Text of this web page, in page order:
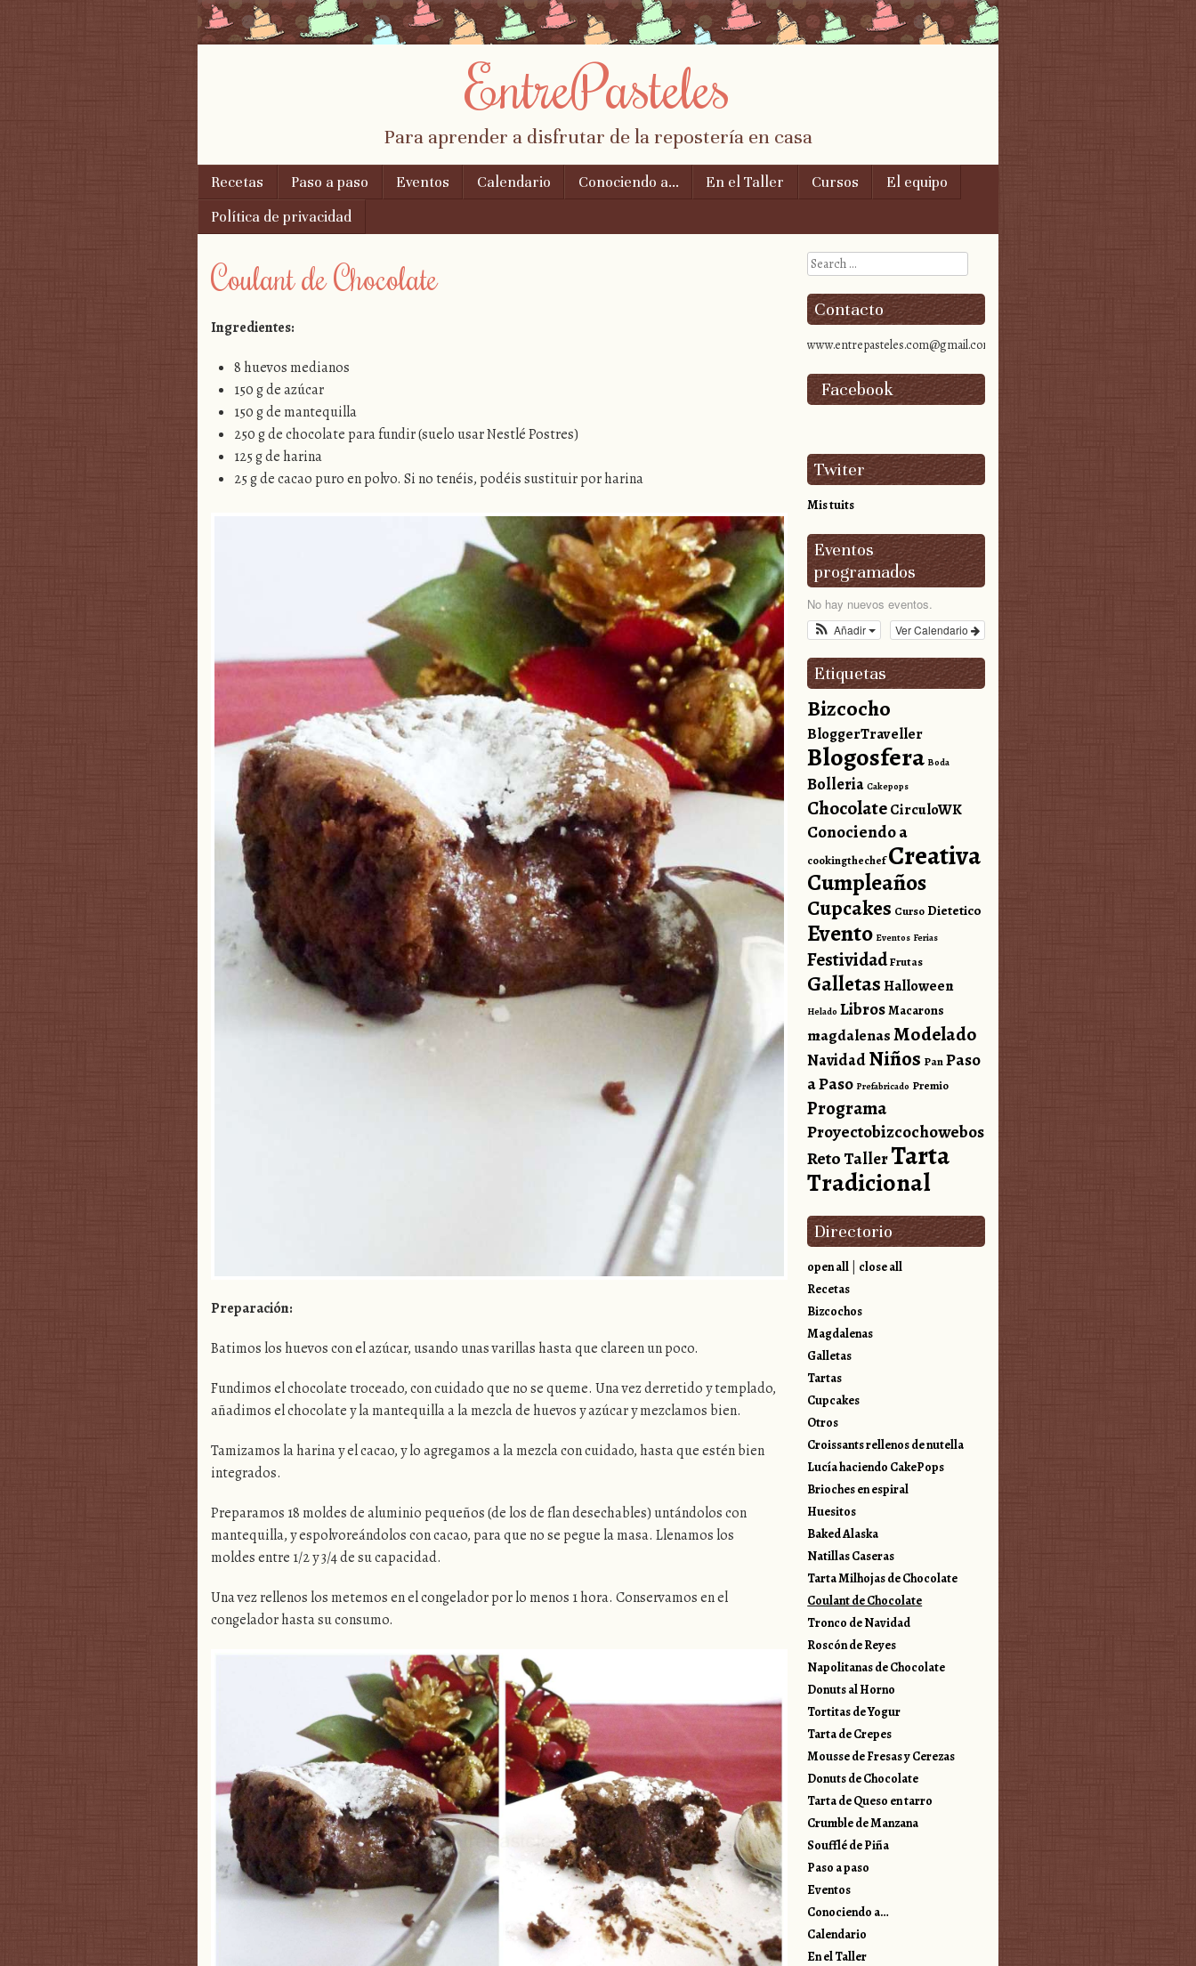
EntrePasteles
Para aprender a disfrutar de la repostería en casa
Menu
Skip to content
Recetas Paso a paso Eventos Calendario Conociendo a… En el Taller Cursos
El equipo
Política de privacidad
Coulant de Chocolate
Ingredientes:
8 huevos medianos
150 g de azúcar
150 g de mantequilla
250 g de chocolate para fundir (suelo usar Nestlé Postres)
125 g de harina
25 g de cacao puro en polvo. Si no tenéis, podéis sustituir por harina
Preparación:
Batimos los huevos con el azúcar, usando unas varillas hasta que clareen un poco.
Fundimos el chocolate troceado, con cuidado que no se queme. Una vez derretido y templado,
añadimos el chocolate y la mantequilla a la mezcla de huevos y azúcar y mezclamos bien.
Tamizamos la harina y el cacao, y lo agregamos a la mezcla con cuidado, hasta que estén bien
integrados.
Preparamos 18 moldes de aluminio pequeños (de los de flan desechables) untándolos con
mantequilla, y espolvoreándolos con cacao, para que no se pegue la masa. Llenamos los
moldes entre 1/2 y 3/4 de su capacidad.
Una vez rellenos los metemos en el congelador por lo menos 1 hora. Conservamos en el
congelador hasta su consumo.
Search
Contacto
www.entrepasteles.com@gmail.com
Facebook
Twiter
Mis tuits
Eventos
programados
No hay nuevos eventos.
Ver Calendario
Añadir
Etiquetas
Bizcocho
BloggerTraveller
Blogosfera Boda
Bolleria Cakepops
ChocolateCirculoWK
Conociendo a
cookingthechef Creativa
Cumpleaños
Cupcakes CursoDietetico
Evento Eventos Ferias
FestividadFrutas
GalletasHalloween
Helado LibrosMacarons
magdalenasModelado
NavidadNiños PanPaso
a Paso Prefabricado Premio
Programa
Proyectobizcochowebos
Reto TallerTarta
Tradicional
Directorio
open all
close all
Recetas
Bizcochos
Magdalenas
Galletas
Tartas
Cupcakes
Otros
Croissants rellenos de nutella
Lucía haciendo CakePops
Brioches en espiral
Huesitos
Baked Alaska
Natillas Caseras
Tarta Milhojas de Chocolate
Coulant de Chocolate
Tronco de Navidad
Roscón de Reyes
Napolitanas de Chocolate
Donuts al Horno
Tortitas de Yogur
Tarta de Crepes
Mousse de Fresas y Cerezas
Donuts de Chocolate
Tarta de Queso en tarro
Crumble de Manzana
Soufflé de Piña
Paso a paso
Eventos
Conociendo a…
Calendario
En el Taller